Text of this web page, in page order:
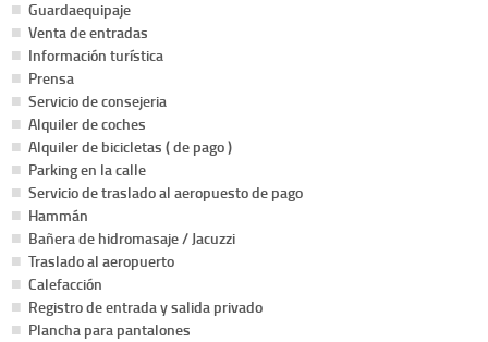
Guardaequipaje
Venta de entradas
Información turística
Prensa
Servicio de consejeria
Alquiler de coches
Alquiler de bicicletas ( de pago )
Parking en la calle
Servicio de traslado al aeropuesto de pago
Hammán
Bañera de hidromasaje / Jacuzzi
Traslado al aeropuerto
Calefacción
Registro de entrada y salida privado
Plancha para pantalones